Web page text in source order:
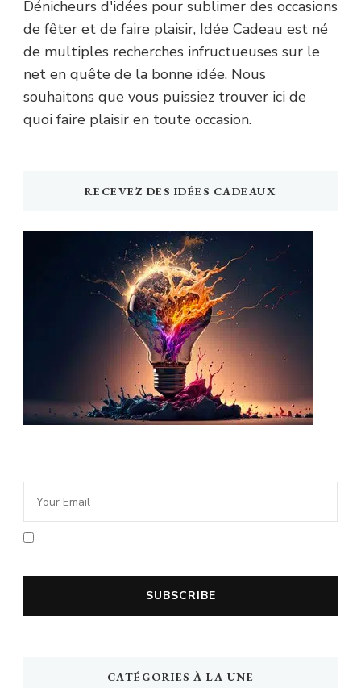
Dénicheurs d'idées pour sublimer des occasions
de fêter et de faire plaisir, Idée Cadeau est né
de multiples recherches infructueuses sur le
net en quête de la bonne idée. Nous
souhaitons que vous puissiez trouver ici de
quoi faire plaisir en toute occasion.
RECEVEZ DES IDÉES CADEAUX
CATÉGORIES À LA UNE